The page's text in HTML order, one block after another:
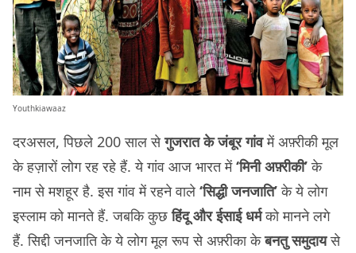
Youthkiawaaz
दरअसल, पिछले 200 साल सेगुजरात के जंबूर गांवमें अफ़्रीकी मूल
के हज़ारों लोग रह रहे हैं. ये गांव आज भारत में‘मिनी अफ़्रीकी’के
नाम से मशहूर है. इस गांव में रहने वाले ‘सिद्धी जनजाति’के ये लोग
इस्लाम को मानते हैं. जबकि कुछहिंदू और ईसाई धर्मको मानने लगे
हैं. सिद्दी जनजाति के ये लोग मूल रूप से अफ़्रीका केबनतु समुदायसे